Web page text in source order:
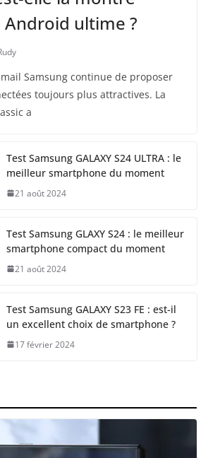
ultime ?
Samsung continue de proposer
toujours plus attractives. La
a
Test Samsung GALAXY S24 ULTRA : le
meilleur smartphone du moment
21 août 2024
Test Samsung GLAXY S24 : le meilleur
smartphone compact du moment
21 août 2024
Test Samsung GALAXY S23 FE : est-il
un excellent choix de smartphone ?
17 février 2024